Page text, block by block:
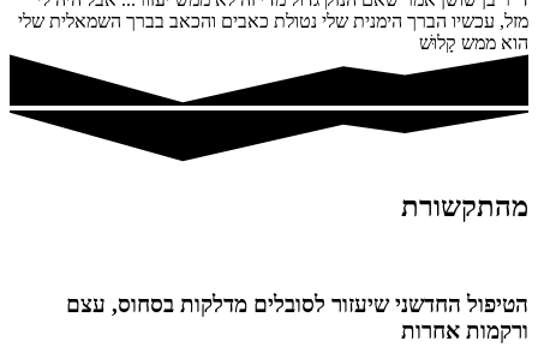
מזל, עכשיו הברך הימנית שלי נטולת כאבים והכאב בברך השמאלית שלי
הוא ממש קָלוּשׁ
מהתקשורת
הטיפול החדשני שיעזור לסובלים מדלקות בסחוס, עצם
ורקמות אחרות